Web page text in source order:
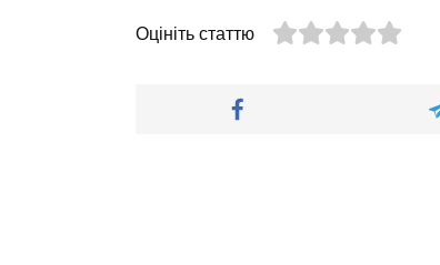
Оцініть статтю